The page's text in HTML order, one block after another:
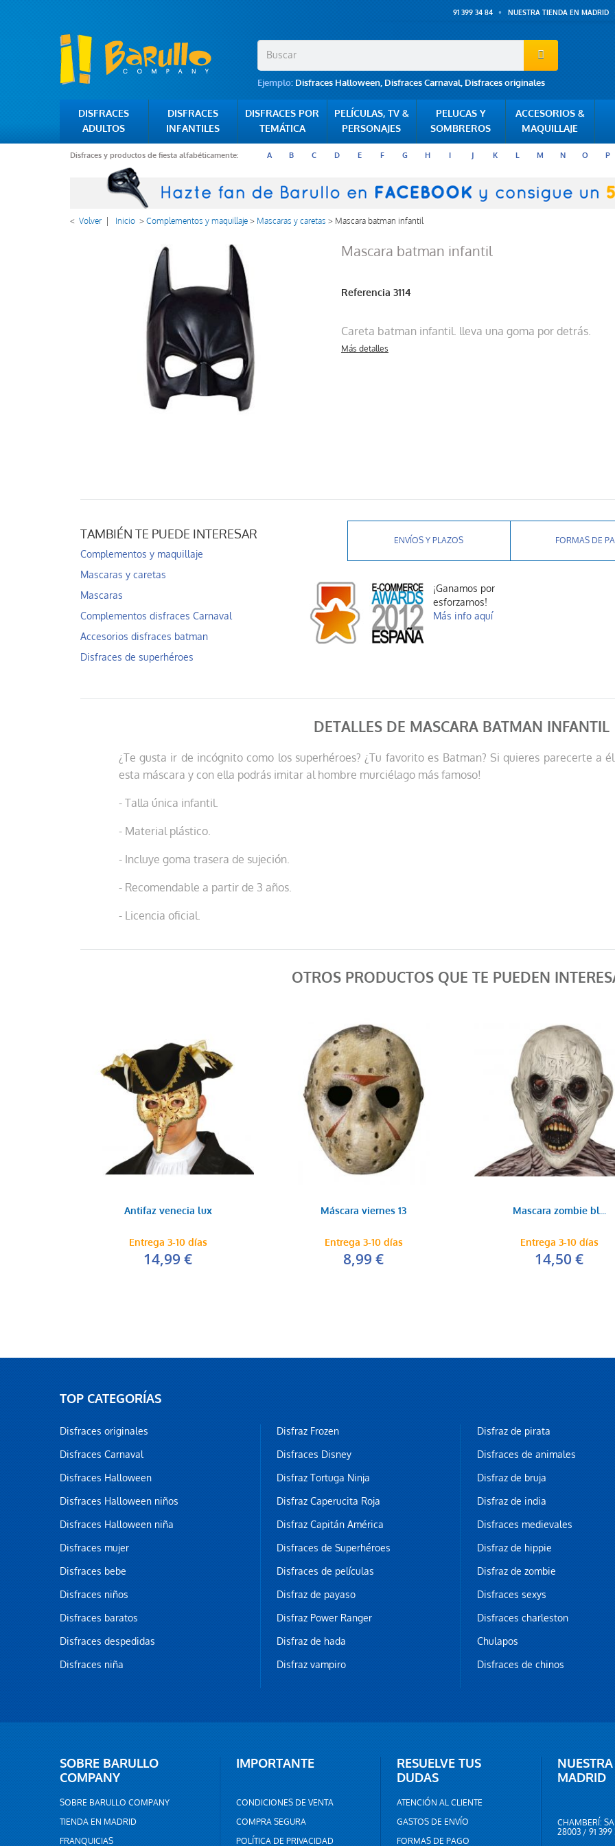
91 399 34 84 NUESTRA TIENDA EN MADRID
Ejemplo: Disfraces Halloween, Disfraces Carnaval, Disfraces originales
DISFRACES
ADULTOS
DISFRACES
INFANTILES
DISFRACES POR
TEMÁTICA
PELÍCULAS, TV &
PERSONAJES
PELUCAS Y
SOMBREROS
ACCESORIOS &
MAQUILLAJE
Disfraces y productos de fiesta alfabéticamente: A B C D E F G H I J K L M N O P
< Volver Inicio >Complementos y maquillaje> Mascaras y caretas > Mascara batman infantil
Mascara batman infantil
Referencia 3114
Careta batman infantil. lleva una goma por detrás.
Más detalles
TAMBIÉN TE PUEDE INTERESAR
Complementos y maquillaje
Mascaras y caretas
Mascaras
Complementos disfraces Carnaval
Accesorios disfraces batman
Disfraces de superhéroes
ENVÍOS Y PLAZOS FORMAS DE
¡Ganamos por
esforzarnos!
Más info aquí
DETALLES DE MASCARA BATMAN INFANTIL
¿Te gusta ir de incógnito como los superhéroes? ¿Tu favorito es Batman? Si quieres parecerte a
esta máscara y con ella podrás imitar al hombre murciélago más famoso!
- Talla única infantil.
- Material plástico.
- Incluye goma trasera de sujeción.
- Recomendable a partir de 3 años.
- Licencia oficial.
OTROS PRODUCTOS QUE TE PUEDEN
Antifaz venecia lux
Entrega 3-10 días
14,99 €
Máscara viernes 13
Entrega 3-10 días
8,99 €
Mascara zombie bl...
Entrega 3-10 días
14,50 €
TOP CATEGORÍAS
Disfraces originales
Disfraces Carnaval
Disfraces Halloween
Disfraces Halloween niños
Disfraces Halloween niña
Disfraces mujer
Disfraces bebe
Disfraces niños
Disfraces baratos
Disfraces despedidas
Disfraces niña
Disfraz Frozen
Disfraces Disney
Disfraz Tortuga Ninja
Disfraz Caperucita Roja
Disfraz Capitán América
Disfraces de Superhéroes
Disfraces de películas
Disfraz de payaso
Disfraz Power Ranger
Disfraz de hada
Disfraz vampiro
Disfraz de pirata
Disfraces de animales
Disfraz de bruja
Disfraz de india
Disfraces medievales
Disfraz de hippie
Disfraz de zombie
Disfraces sexys
Disfraces charleston
Chulapos
Disfraces de chinos
SOBRE BARULLO
COMPANY
SOBRE BARULLO COMPANY
TIENDA EN MADRID
FRANQUICIAS
IMPORTANTE
CONDICIONES DE VENTA
COMPRA SEGURA
POLÍTICA DE PRIVACIDAD
RESUELVE TUS
DUDAS
ATENCIÓN AL CLIENTE
GASTOS DE ENVÍO
FORMAS DE PAGO
MADRID
CHAMBERÍ:
28003 / 91 399